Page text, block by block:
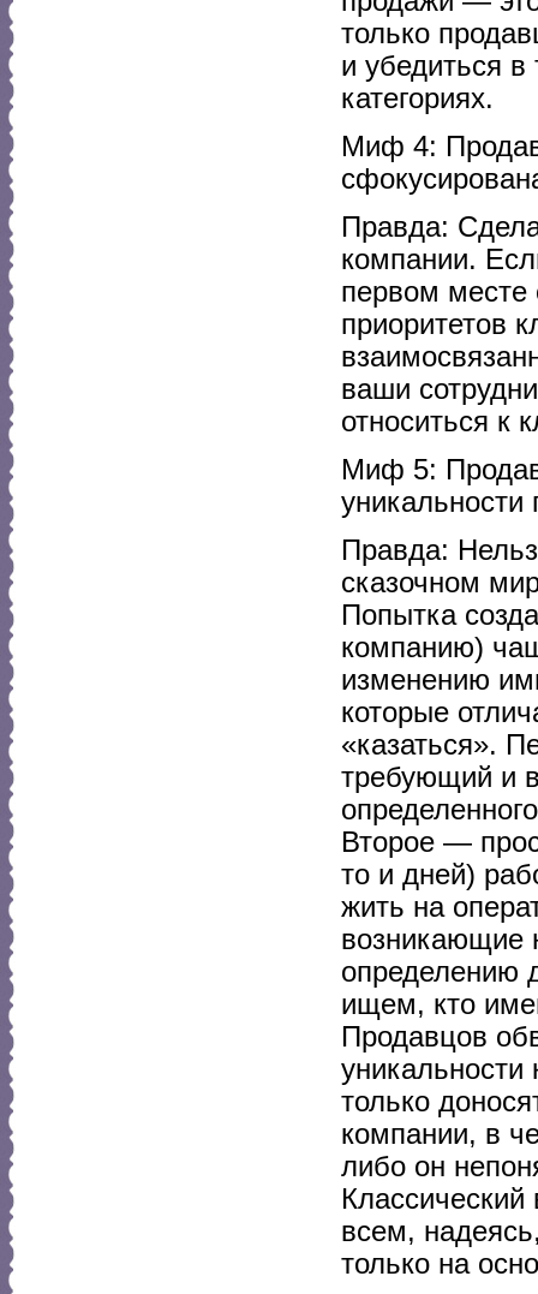
только
и убедиться
категориях.
Миф 4:
Правда:
компании.
первом месте
приоритетов
ваши
относиться к
Миф 5:
уникальности
Правда:
сказочном
Попытка
компанию)
изменению
которые
«казаться».
требующий и
Второе —
то и дней)
жить на
возникающие
определению
ищем, кто
Продавцов
уникальности
только
компании, в
либо он
всем,
только на